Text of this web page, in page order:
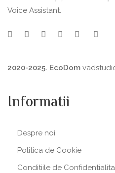
Voice Assistant.
2020-2025. EcoDom
Informatii
Despre noi
Politica de Сookie
Conditiile de